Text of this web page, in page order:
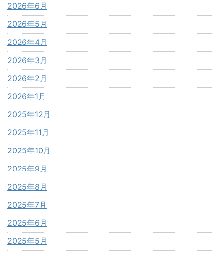
2026年6月
2026年5月
2026年4月
2026年3月
2026年2月
2026年1月
2025年12月
2025年11月
2025年10月
2025年9月
2025年8月
2025年7月
2025年6月
2025年5月